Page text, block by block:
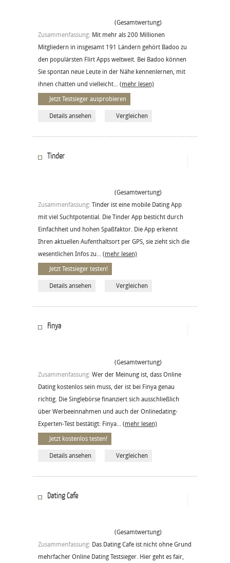
(Gesamtwertung)
Zusammenfassung: Mit mehr als 200 Millionen
Mitgliedern in insgesamt 191 Ländern gehört Badoo zu
den populärsten Flirt Apps weltweit. Bei Badoo können
Sie spontan neue Leute in der Nähe kennenlernen, mit
ihnen chatten und vielleicht... (mehr lesen)
Jetzt Testsieger ausprobieren
Details ansehen Vergleichen
Tinder
(Gesamtwertung)
Zusammenfassung: Tinder ist eine mobile Dating App
mit viel Suchtpotential. Die Tinder App besticht durch
Einfachheit und hohen Spaßfaktor. Die App erkennt
Ihren aktuellen Aufenthaltsort per GPS, sie zieht sich die
wesentlichen Infos zu... (mehr lesen)
Jetzt Testsieger testen!
Details ansehen Vergleichen
Finya
(Gesamtwertung)
Zusammenfassung: Wer der Meinung ist, dass Online
Dating kostenlos sein muss, der ist bei Finya genau
richtig. Die Singlebörse finanziert sich ausschließlich
über Werbeeinnahmen und auch der Onlinedating-
Experten-Test bestätigt: Finya... (mehr lesen)
Jetzt kostenlos testen!
Details ansehen Vergleichen
Dating Cafe
(Gesamtwertung)
Zusammenfassung: Das Dating Cafe ist nicht ohne Grund
mehrfacher Online Dating Testsieger. Hier geht es fair,